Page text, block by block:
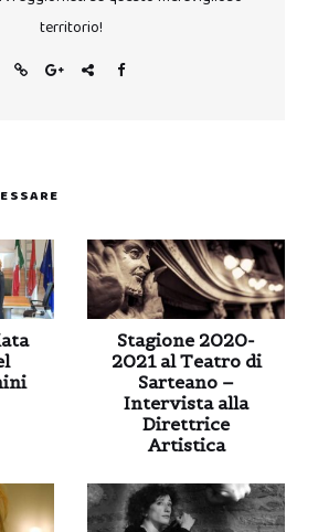
territorio!
Stagione 2020-
2021 al Teatro di
Sarteano –
Intervista alla
Direttrice
Artistica